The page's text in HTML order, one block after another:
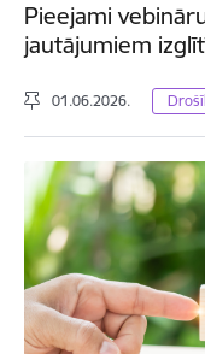
Pieejami
jautājumiem
01.06.2026.